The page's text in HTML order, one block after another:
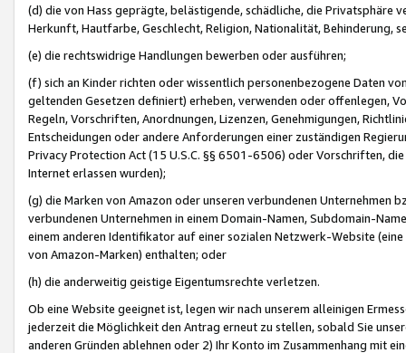
(d) die von Hass geprägte, belästigende, schädliche, die Privatsphäre
Herkunft, Hautfarbe, Geschlecht, Religion, Nationalität, Behinderung,
(e) die rechtswidrige Handlungen bewerben oder ausführen;
(f) sich an Kinder richten oder wissentlich personenbezogene Daten
geltenden Gesetzen definiert) erheben, verwenden oder offenlegen,
Regeln, Vorschriften, Anordnungen, Lizenzen, Genehmigungen,
Entscheidungen oder andere Anforderungen einer zuständigen
Privacy Protection Act (15 U.S.C. §§ 6501-6506) oder Vorschriften,
Internet erlassen wurden);
(g) die Marken von Amazon oder unseren verbundenen Unternehmen
verbundenen Unternehmen in einem Domain-Namen, Subdomain-
einem anderen Identifikator auf einer sozialen Netzwerk-Website
von Amazon-Marken) enthalten; oder
(h) die anderweitig geistige Eigentumsrechte verletzen.
Ob eine Website geeignet ist, legen wir nach unserem alleinigen
jederzeit die Möglichkeit den Antrag erneut zu stellen, sobald Sie
anderen Gründen ablehnen oder 2) Ihr Konto im Zusammenhang mit